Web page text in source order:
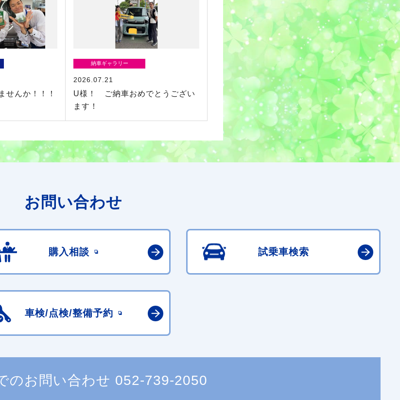
せんか！！！
納車ギャラリー
2026.07.21
U様！ ご納車おめでとうござい
ます！
お問い合わせ
購入相談 試乗車検索
車検/点検/整備予約
のお問い合わせ 052-739-2050